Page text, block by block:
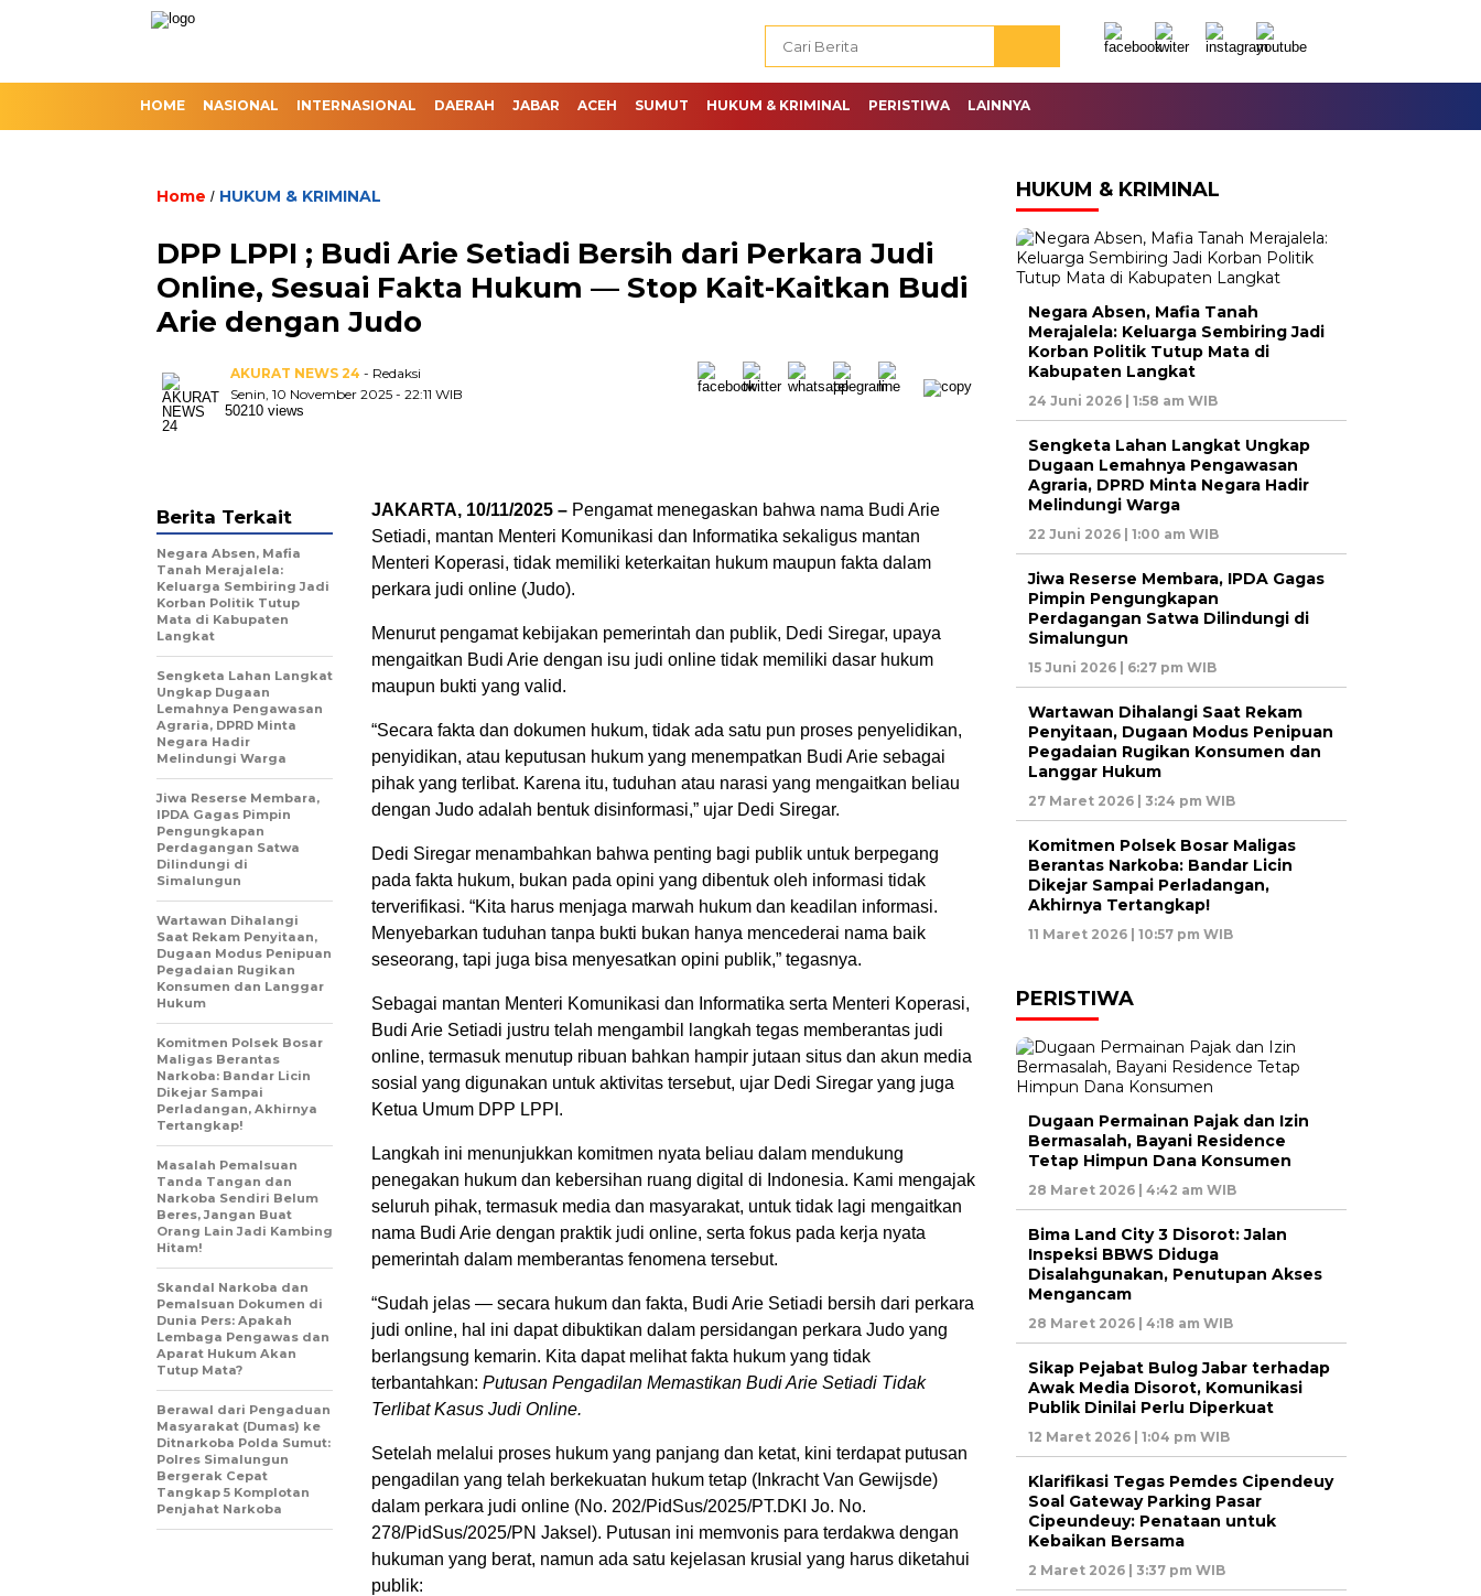
HOME NASIONAL INTERNASIONAL DAERAH JABAR ACEH SUMUT HUKUM & KRIMINAL PERISTIWA LAINNYA
Home / HUKUM & KRIMINAL
DPP LPPI ; Budi Arie Setiadi Bersih dari Perkara Judi
Online, Sesuai Fakta Hukum — Stop Kait-Kaitkan Budi
Arie dengan Judo
AKURAT NEWS 24 - Redaksi
Senin, 10 November 2025 - 22:11 WIB
50210 views
JAKARTA, 10/11/2025 – Pengamat menegaskan bahwa nama Budi Arie
Setiadi, mantan Menteri Komunikasi dan Informatika sekaligus mantan
Menteri Koperasi, tidak memiliki keterkaitan hukum maupun fakta dalam
perkara judi online (Judo).
Menurut pengamat kebijakan pemerintah dan publik, Dedi Siregar, upaya
mengaitkan Budi Arie dengan isu judi online tidak memiliki dasar hukum
maupun bukti yang valid.
“Secara fakta dan dokumen hukum, tidak ada satu pun proses penyelidikan,
penyidikan, atau keputusan hukum yang menempatkan Budi Arie sebagai
pihak yang terlibat. Karena itu, tuduhan atau narasi yang mengaitkan beliau
dengan Judo adalah bentuk disinformasi,” ujar Dedi Siregar.
Dedi Siregar menambahkan bahwa penting bagi publik untuk berpegang
pada fakta hukum, bukan pada opini yang dibentuk oleh informasi tidak
terverifikasi. “Kita harus menjaga marwah hukum dan keadilan informasi.
Menyebarkan tuduhan tanpa bukti bukan hanya mencederai nama baik
seseorang, tapi juga bisa menyesatkan opini publik,” tegasnya.
Sebagai mantan Menteri Komunikasi dan Informatika serta Menteri Koperasi,
Budi Arie Setiadi justru telah mengambil langkah tegas memberantas judi
online, termasuk menutup ribuan bahkan hampir jutaan situs dan akun media
sosial yang digunakan untuk aktivitas tersebut, ujar Dedi Siregar yang juga
Ketua Umum DPP LPPI.
Langkah ini menunjukkan komitmen nyata beliau dalam mendukung
penegakan hukum dan kebersihan ruang digital di Indonesia. Kami mengajak
seluruh pihak, termasuk media dan masyarakat, untuk tidak lagi mengaitkan
nama Budi Arie dengan praktik judi online, serta fokus pada kerja nyata
pemerintah dalam memberantas fenomena tersebut.
“Sudah jelas — secara hukum dan fakta, Budi Arie Setiadi bersih dari perkara
judi online, hal ini dapat dibuktikan dalam persidangan perkara Judo yang
berlangsung kemarin. Kita dapat melihat fakta hukum yang tidak
terbantahkan: Putusan Pengadilan Memastikan Budi Arie Setiadi Tidak
Terlibat Kasus Judi Online.
Setelah melalui proses hukum yang panjang dan ketat, kini terdapat putusan
pengadilan yang telah berkekuatan hukum tetap (Inkracht Van Gewijsde)
dalam perkara judi online (No. 202/PidSus/2025/PT.DKI Jo. No.
278/PidSus/2025/PN Jaksel). Putusan ini memvonis para terdakwa dengan
hukuman yang berat, namun ada satu kejelasan krusial yang harus diketahui
publik:
Berita Terkait
Negara Absen, Mafia
Tanah Merajalela:
Keluarga Sembiring Jadi
Korban Politik Tutup
Mata di Kabupaten
Langkat
Sengketa Lahan Langkat
Ungkap Dugaan
Lemahnya Pengawasan
Agraria, DPRD Minta
Negara Hadir
Melindungi Warga
Jiwa Reserse Membara,
IPDA Gagas Pimpin
Pengungkapan
Perdagangan Satwa
Dilindungi di
Simalungun
Wartawan Dihalangi
Saat Rekam Penyitaan,
Dugaan Modus Penipuan
Pegadaian Rugikan
Konsumen dan Langgar
Hukum
Komitmen Polsek Bosar
Maligas Berantas
Narkoba: Bandar Licin
Dikejar Sampai
Perladangan, Akhirnya
Tertangkap!
Masalah Pemalsuan
Tanda Tangan dan
Narkoba Sendiri Belum
Beres, Jangan Buat
Orang Lain Jadi Kambing
Hitam!
Skandal Narkoba dan
Pemalsuan Dokumen di
Dunia Pers: Apakah
Lembaga Pengawas dan
Aparat Hukum Akan
Tutup Mata?
Berawal dari Pengaduan
Masyarakat (Dumas) ke
Ditnarkoba Polda Sumut:
Polres Simalungun
Bergerak Cepat
Tangkap 5 Komplotan
Penjahat Narkoba
HUKUM & KRIMINAL
Negara Absen, Mafia Tanah
Merajalela: Keluarga Sembiring Jadi
Korban Politik Tutup Mata di
Kabupaten Langkat
24 Juni 2026 | 1:58 am WIB
Sengketa Lahan Langkat Ungkap
Dugaan Lemahnya Pengawasan
Agraria, DPRD Minta Negara Hadir
Melindungi Warga
22 Juni 2026 | 1:00 am WIB
Jiwa Reserse Membara, IPDA Gagas
Pimpin Pengungkapan
Perdagangan Satwa Dilindungi di
Simalungun
15 Juni 2026 | 6:27 pm WIB
Wartawan Dihalangi Saat Rekam
Penyitaan, Dugaan Modus Penipuan
Pegadaian Rugikan Konsumen dan
Langgar Hukum
27 Maret 2026 | 3:24 pm WIB
Komitmen Polsek Bosar Maligas
Berantas Narkoba: Bandar Licin
Dikejar Sampai Perladangan,
Akhirnya Tertangkap!
11 Maret 2026 | 10:57 pm WIB
PERISTIWA
Dugaan Permainan Pajak dan Izin
Bermasalah, Bayani Residence
Tetap Himpun Dana Konsumen
28 Maret 2026 | 4:42 am WIB
Bima Land City 3 Disorot: Jalan
Inspeksi BBWS Diduga
Disalahgunakan, Penutupan Akses
Mengancam
28 Maret 2026 | 4:18 am WIB
Sikap Pejabat Bulog Jabar terhadap
Awak Media Disorot, Komunikasi
Publik Dinilai Perlu Diperkuat
12 Maret 2026 | 1:04 pm WIB
Klarifikasi Tegas Pemdes Cipendeuy
Soal Gateway Parking Pasar
Cipeundeuy: Penataan untuk
Kebaikan Bersama
2 Maret 2026 | 3:37 pm WIB